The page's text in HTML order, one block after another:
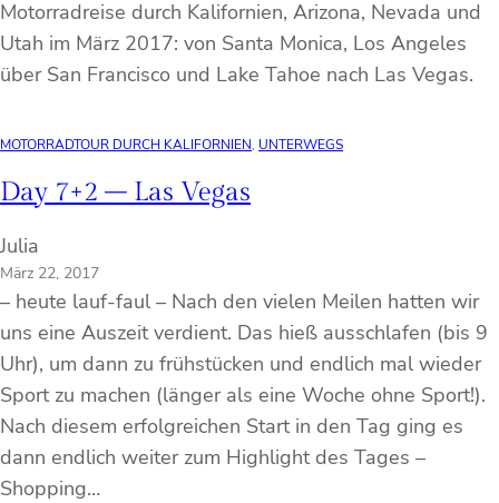
Motorradreise durch Kalifornien, Arizona, Nevada und
Utah im März 2017: von Santa Monica, Los Angeles
über San Francisco und Lake Tahoe nach Las Vegas.
MOTORRADTOUR DURCH KALIFORNIEN, UNTERWEGS
Day 7+2 – Las Vegas
Julia
März 22, 2017
– heute lauf-faul – Nach den vielen Meilen hatten wir
uns eine Auszeit verdient. Das hieß ausschlafen (bis 9
Uhr), um dann zu frühstücken und endlich mal wieder
Sport zu machen (länger als eine Woche ohne Sport!).
Nach diesem erfolgreichen Start in den Tag ging es
dann endlich weiter zum Highlight des Tages –
Shopping…